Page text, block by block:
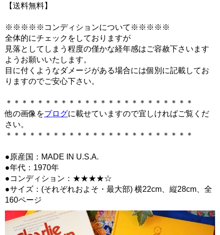
【送料無料】
※※※※※コンディションについて※※※※※
全体的にチェックをしておりますが
見落としてしまう程度の僅かな経年感はご容赦下さいます
ようお願いいたします。
目に付くようなダメージがある場合には個別に記載してお
りますのでご安心下さい。
＊＊＊＊＊＊＊＊＊＊＊＊＊＊＊＊＊＊＊＊＊＊＊＊
他の画像をブログに載せていますので宜しければご覧くだ
さい。
＊＊＊＊＊＊＊＊＊＊＊＊＊＊＊＊＊＊＊＊＊＊＊＊
●原産国：MADE IN U.S.A.
●年代：1970年
●コンディション：★★★★☆
●サイズ：(それぞれおよそ・最大部) 横22cm、縦28cm、全
160ページ